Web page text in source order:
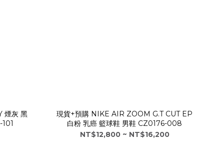
煙灰 黑
現貨+預購 NIKE AIR ZOOM G.T CUT EP
白粉 乳癌 籃球鞋 男鞋 CZ0176-008
NT$12,800 ~ NT$16,200